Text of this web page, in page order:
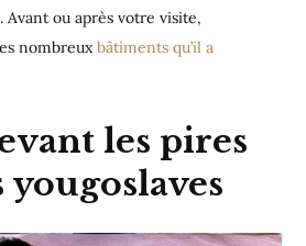
ou après votre visite,
nombreuxbâtiments qu’il a
les pires